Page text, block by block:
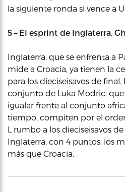
la siguiente ronda si vence a
5 – El esprint de Inglaterra,
Inglaterra, que se enfrenta a
mide a Croacia, ya tienen la
para los dieciseisavos de
conjunto de Luka Modric,
igualar frente al conjunto
tiempo, compiten por el
L rumbo a los dieciseisavos
Inglaterra, con 4 puntos, los
más que Croacia.